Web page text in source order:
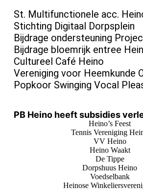
St. Multifunctionele acc.
Stichting Digitaal Dorpsplein
Bijdrage ondersteuning
Bijdrage bloemrijk entree
Cultureel Café Heino
Vereniging voor Heemkunde
Popkoor Swinging Vocal
PB Heino heeft subsidies
Heino’s Feest
Tennis Vereniging
VV Heino
Heino Waakt
De Tippe
Dorpshuus Heino
Voedselbank
Heinose